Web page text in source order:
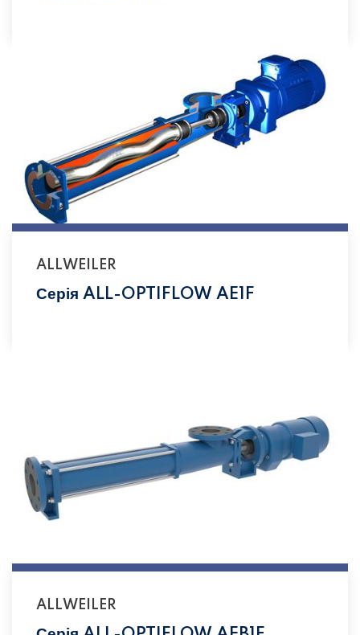
ALLWEILER
Серія ALL-OPTIFLOW AE1F
ALLWEILER